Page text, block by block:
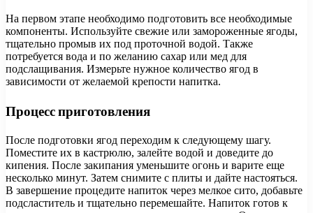
На первом этапе необходимо подготовить все необходимые
компоненты. Используйте свежие или замороженные ягоды,
тщательно промыв их под проточной водой. Также
потребуется вода и по желанию сахар или мед для
подслащивания. Измерьте нужное количество ягод в
зависимости от желаемой крепости напитка.
Процесс приготовления
После подготовки ягод переходим к следующему шагу.
Поместите их в кастрюлю, залейте водой и доведите до
кипения. После закипания уменьшите огонь и варите еще
несколько минут. Затем снимите с плиты и дайте настояться.
В завершение процедите напиток через мелкое сито, добавьте
подсластитель и тщательно перемешайте. Напиток готов к